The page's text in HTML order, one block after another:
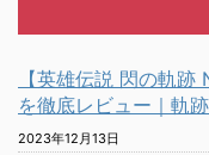
【英雄伝説 閃の軌
を徹底レビュー｜軌
2023年12月13日